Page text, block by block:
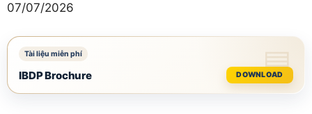
07/07/2026
IBDP Brochure DOWNLOAD